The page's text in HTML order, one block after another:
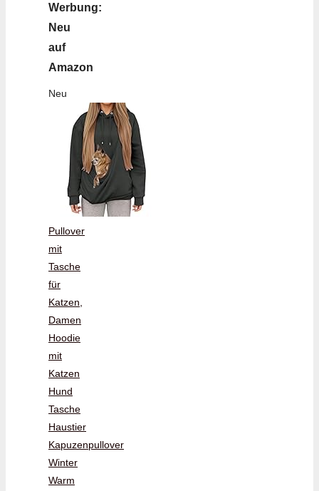
Werbung:
Neu
auf
Amazon
Neu
Pullover
mit
Tasche
für
Katzen,
Damen
Hoodie
mit
Katzen
Hund
Tasche
Haustier
Kapuzenpullover
Winter
Warm